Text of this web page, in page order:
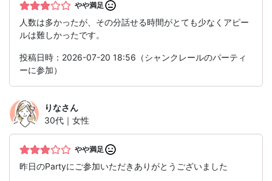
やや満足
人数は多かったが、その分話せる時間がとても少なくアピー
ルは難しかったです。
投稿日時：2026-07-20 18:56（シャンクレールのパーティ
ーに参加）
りなさん
30代｜女性
やや満足
昨日のPartyにご参加いただきありがとうございました